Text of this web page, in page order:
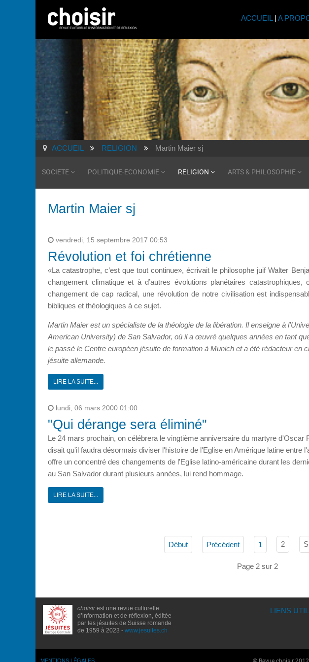
ACCUEIL | A
ACCUEIL RELIGION Martin Maier sj
SOCIETE POLITIQUE-ECONOMIE RELIGION ARTS & PHILOSOPHIE
Martin Maier sj
vendredi, 15 septembre 2017 00:53
Révolution et foi chrétienne
«La catastrophe, c’est que tout continue», écrivait le philosophe juif Walter
changement climatique et à d’autres évolutions planétaires
changement de cap radical, une révolution de notre civilisation est
bibliques et théologiques à ce sujet.
Martin Maier est un spécialiste de la théologie de la libération. Il enseigne à
American University) de San Salvador, où il a œuvré quelques années en tant
le passé le Centre européen jésuite de formation à Munich et a été rédacteur en
jésuite allemande.
LIRE LA SUITE...
lundi, 06 mars 2000 01:00
"Qui dérange sera éliminé"
Le 24 mars prochain, on célébrera le vingtième anniversaire du martyre d'Oscar
disait qu'il faudra désormais diviser l'histoire de l'Eglise en Amérique latine entre
offre un concentré des changements de l'Eglise latino-américaine durant les
au San Salvador durant plusieurs années, lui rend hommage.
LIRE LA SUITE...
Début Précédent 1 2
Page 2 sur 2
choisirest une revue culturelle
d’information et de réflexion, éditée
par les jésuites de Suisse romande
de 1959 à 2023 - www.jesuites.ch
LIENS
MENTIONS LÉGALES